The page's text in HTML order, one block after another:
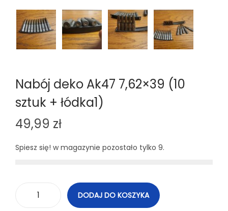
Nabój deko Ak47 7,62×39 (10
sztuk + łódka1)
49,99 zł
Spiesz się! w magazynie pozostało tylko 9.
DODAJ DO KOSZYKA